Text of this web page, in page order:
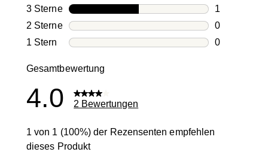
0
3 SterneSterne
1
1
2 SterneSterne
0
0
1 Stern Sterne
0
Gesamtbewertung
4.0 2 Bewertungen
1 von 1 (100%) der Rezensenten empfehlen
dieses Produkt